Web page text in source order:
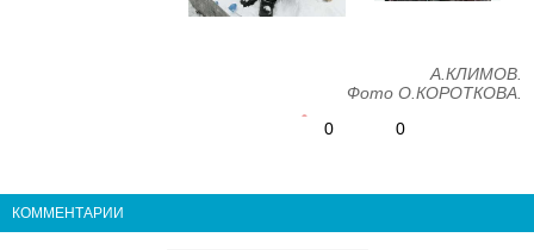
А.КЛИМОВ.
Фото О.КОРОТКОВА.
0
0
КОММЕНТАРИИ